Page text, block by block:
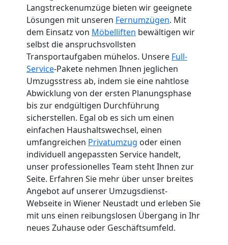
Langstreckenumzüge bieten wir geeignete
Lösungen mit unseren Fernumzügen. Mit
dem Einsatz von Möbelliften bewältigen wir
selbst die anspruchsvollsten
Transportaufgaben mühelos. Unsere Full-
Service-Pakete nehmen Ihnen jeglichen
Umzugsstress ab, indem sie eine nahtlose
Abwicklung von der ersten Planungsphase
bis zur endgültigen Durchführung
sicherstellen. Egal ob es sich um einen
einfachen Haushaltswechsel, einen
umfangreichen Privatumzug oder einen
individuell angepassten Service handelt,
unser professionelles Team steht Ihnen zur
Seite. Erfahren Sie mehr über unser breites
Angebot auf unserer Umzugsdienst-
Webseite in Wiener Neustadt und erleben Sie
mit uns einen reibungslosen Übergang in Ihr
neues Zuhause oder Geschäftsumfeld.